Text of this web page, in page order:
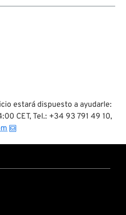
estará dispuesto a ayudarle:
CET, Tel.: +34 93 791 49 10,